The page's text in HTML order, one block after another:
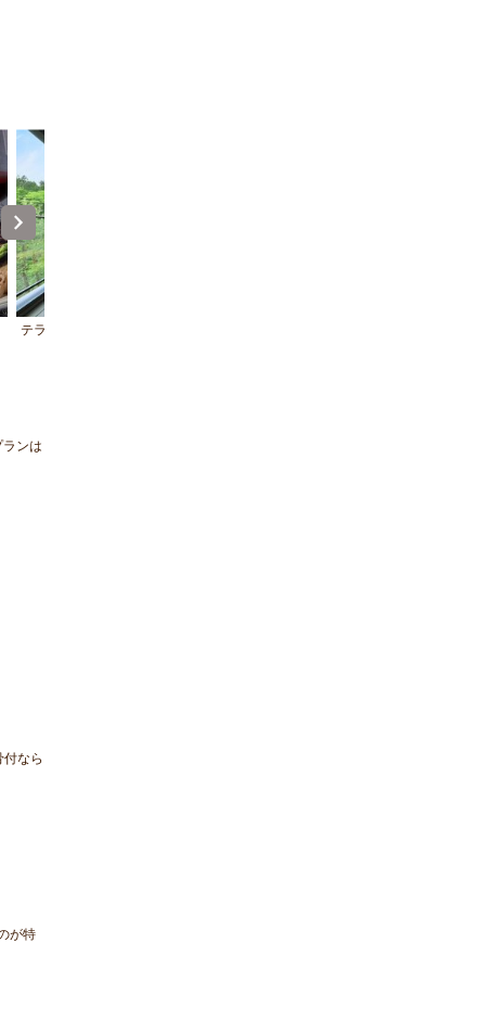
テラス
ンは
なら
が特